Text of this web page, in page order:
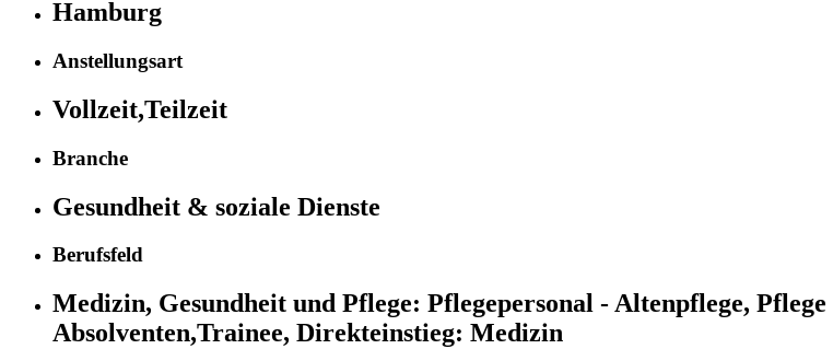
Hamburg
Anstellungsart
Vollzeit,Teilzeit
Branche
Gesundheit & soziale Dienste
Berufsfeld
Medizin, Gesundheit und Pflege: Pflegepersonal - Altenpflege,
Absolventen,Trainee, Direkteinstieg: Medizin